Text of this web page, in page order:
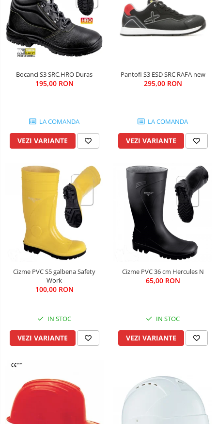
Bocanci S3 SRC,HRO Duras
195,00 RON
LA COMANDA
VEZI VARIANTE
Pantofi S3 ESD SRC RAFA new
295,00 RON
LA COMANDA
VEZI VARIANTE
Cizme PVC S5 galbena Safety
Work
100,00 RON
IN STOC
VEZI VARIANTE
Cizme PVC 36 cm Hercules N
65,00 RON
IN STOC
VEZI VARIANTE